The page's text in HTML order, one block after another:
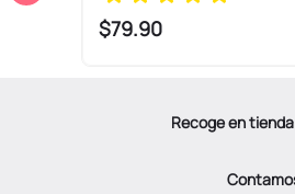
$79.90
Recoge en